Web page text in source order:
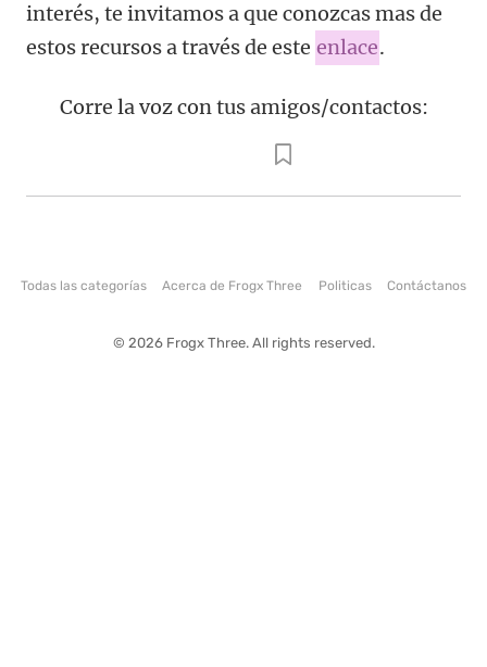
interés, te invitamos a que conozcas mas de
estos recursos a través de este enlace.
Corre la voz con tus amigos/contactos:
Todas las categorías Acerca de Frogx Three Politicas Contáctanos
© 2026 Frogx Three. All rights reserved.